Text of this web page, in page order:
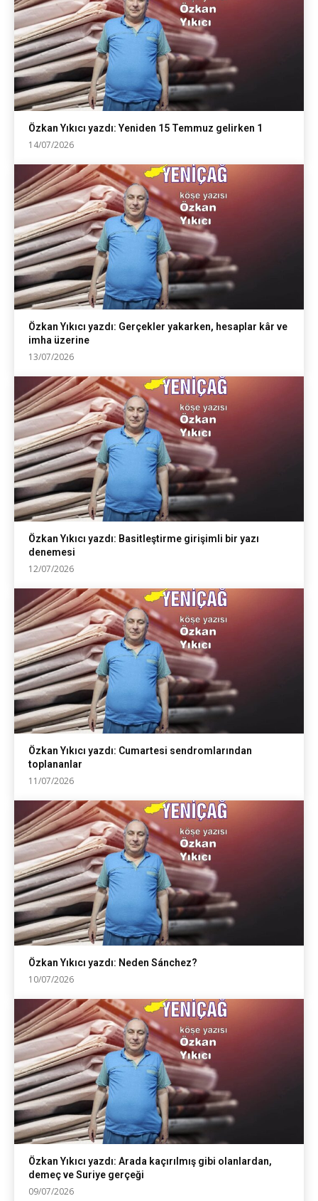
Özkan Yıkıcı yazdı: Yeniden 15 Temmuz gelirken 1
14/07/2026
Özkan Yıkıcı yazdı: Gerçekler yakarken, hesaplar kâr ve
imha üzerine
13/07/2026
Özkan Yıkıcı yazdı: Basitleştirme girişimli bir yazı
denemesi
12/07/2026
Özkan Yıkıcı yazdı: Cumartesi sendromlarından
toplananlar
11/07/2026
Özkan Yıkıcı yazdı: Neden Sánchez?
10/07/2026
Özkan Yıkıcı yazdı: Arada kaçırılmış gibi olanlardan,
demeç ve Suriye gerçeği
09/07/2026